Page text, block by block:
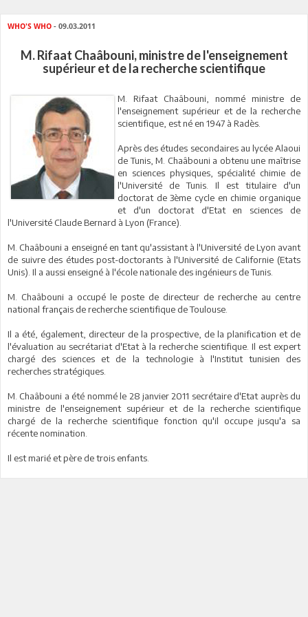
WHO'S WHO - 09.03.2011
M. Rifaat Chaâbouni, ministre de l'enseignement
supérieur et de la recherche scientifique
M. Rifaat Chaâbouni, nommé ministre de
l'enseignement supérieur et de la recherche
scientifique, est né en 1947 à Radès.
Après des études secondaires au lycée Alaoui
de Tunis, M. Chaâbouni a obtenu une maîtrise
en sciences physiques, spécialité chimie de
l'Université de Tunis. Il est titulaire d'un
doctorat de 3ème cycle en chimie organique
et d'un doctorat d'Etat en sciences de
l'Université Claude Bernard à Lyon (France).
M. Chaâbouni a enseigné en tant qu'assistant à l'Université de Lyon avant
de suivre des études post-doctorants à l'Université de Californie (Etats
Unis). Il a aussi enseigné à l'école nationale des ingénieurs de Tunis.
M. Chaâbouni a occupé le poste de directeur de recherche au centre
national français de recherche scientifique de Toulouse.
Il a été, également, directeur de la prospective, de la planification et de
l'évaluation au secrétariat d'Etat à la recherche scientifique. Il est expert
chargé des sciences et de la technologie à l'Institut tunisien des
recherches stratégiques.
M. Chaâbouni a été nommé le 28 janvier 2011 secrétaire d'Etat auprès du
ministre de l'enseignement supérieur et de la recherche scientifique
chargé de la recherche scientifique fonction qu'il occupe jusqu'a sa
récente nomination.
Il est marié et père de trois enfants.